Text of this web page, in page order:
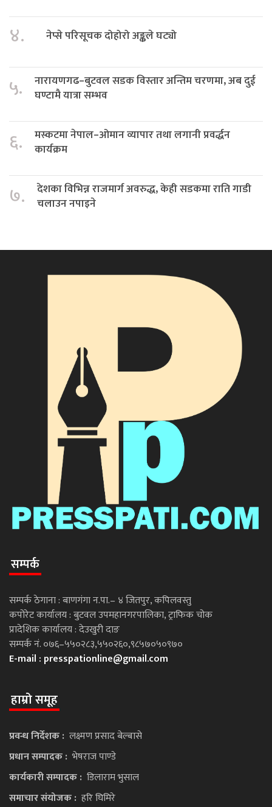
४. नेप्से परिसूचक दोहोरो अङ्कले घट्यो
५.
नारायणगढ–बुटवल सडक विस्तार अन्तिम चरणमा, अब दुई
घण्टामै यात्रा सम्भव
६.
मस्कटमा नेपाल–ओमान व्यापार तथा लगानी प्रवर्द्धन
कार्यक्रम
७.
देशका विभिन्न राजमार्ग अवरुद्ध, केही सडकमा राति गाडी
चलाउन नपाइने
सम्पर्क
सम्पर्क ठेगाना : बाणगंगा न.पा.– ४ जितपुर, कपिलवस्तु
कपोरेट कार्यालय : बुटवल उपमहानगरपालिका, ट्राफिक चोक
प्रादेशिक कार्यालय : देउखुरी दाङ
सम्पर्क नं. ०७६–५५०२८३,५५०२६०,९८५७०५०९७०
E-mail : presspationline@gmail.com
हाम्रो समूह
प्रवन्ध निर्देशक : लक्ष्मण प्रसाद बेल्बासे
प्रधान सम्पादक : भेषराज पाण्डे
कार्यकारी सम्पादक : डिलाराम भुसाल
समाचार संयोजक : हरि घिमिरे